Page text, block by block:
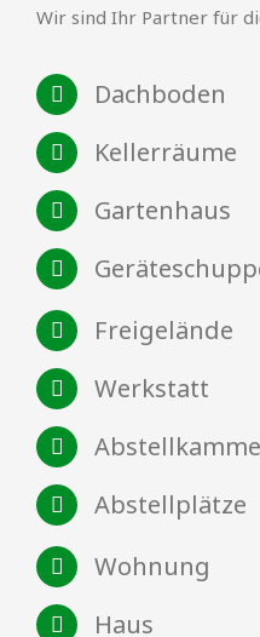
Wir sind Ihr Partner für
Dachboden
Kellerräume
Gartenhaus
Freigelände
Werkstatt
Abstellplätze
Wohnung
Haus